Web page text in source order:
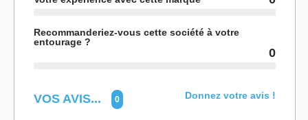
Recommanderiez-vous cette société à votre
entourage ?
0
VOS AVIS... 0 Donnez votre avis !